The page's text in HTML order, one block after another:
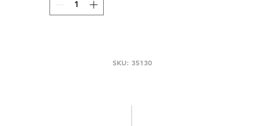
ומתוקים מובחרים בקלות מהקטלוג. מוסיף טאץ׳ מתוק ומפנק לכל
המוצר. יש לבדוק שוב את הנתונים על גבי אריזת המוצר לפני
SKU: 35130